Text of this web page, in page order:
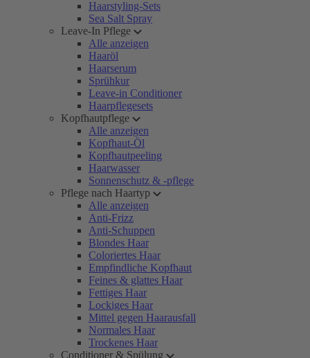
Haarstyling-Sets
Sea Salt Spray
Leave-In Pflege
Alle anzeigen
Haaröl
Haarserum
Sprühkur
Leave-in Conditioner
Haarpflegesets
Kopfhautpflege
Alle anzeigen
Kopfhaut-Öl
Kopfhautpeeling
Haarwasser
Sonnenschutz & -pflege
Pflege nach Haartyp
Alle anzeigen
Anti-Frizz
Anti-Schuppen
Blondes Haar
Coloriertes Haar
Empfindliche Kopfhaut
Feines & glattes Haar
Fettiges Haar
Lockiges Haar
Mittel gegen Haarausfall
Normales Haar
Trockenes Haar
Conditioner & Spülung